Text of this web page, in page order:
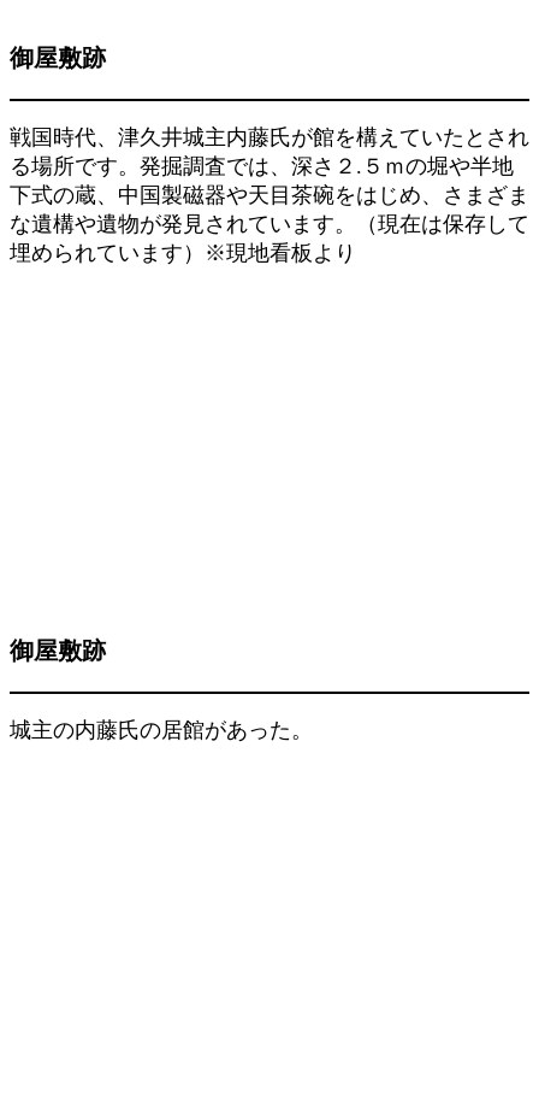
御屋敷跡
戦国時代、津久井城主内藤氏が館を構えていたとされ
る場所です。発掘調査では、深さ２.５ｍの堀や半地
下式の蔵、中国製磁器や天目茶碗をはじめ、さまざま
な遺構や遺物が発見されています。（現在は保存して
埋められています）※現地看板より
御屋敷跡
城主の内藤氏の居館があった。